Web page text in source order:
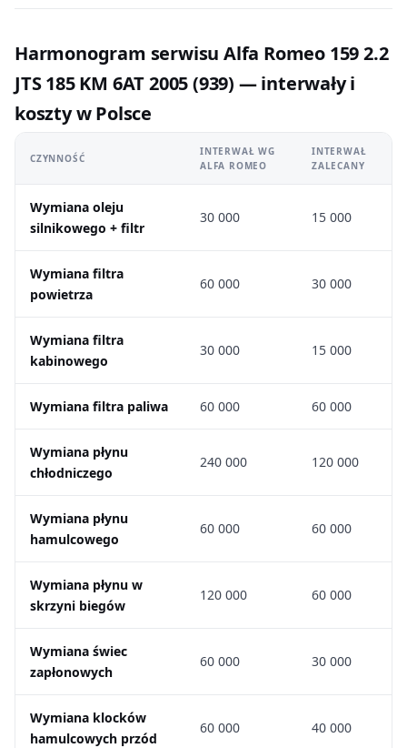
Harmonogram serwisu Alfa Romeo 159 2.2
JTS 185 KM 6AT 2005 (939) — interwały i
koszty w Polsce
CZYNNOŚĆ
INTERWAŁ WG
ALFA ROMEO
INTERWAŁ
ZALECANY
Wymiana oleju
silnikowego + filtr
30 000 15 000
Wymiana filtra
powietrza
60 000 30 000
Wymiana filtra
kabinowego
30 000 15 000
Wymiana filtra paliwa 60 000 60 000
Wymiana płynu
chłodniczego
240 000 120 000
Wymiana płynu
hamulcowego
60 000 60 000
Wymiana płynu w
skrzyni biegów
120 000 60 000
Wymiana świec
zapłonowych
60 000 30 000
Wymiana klocków
hamulcowych przód
60 000 40 000